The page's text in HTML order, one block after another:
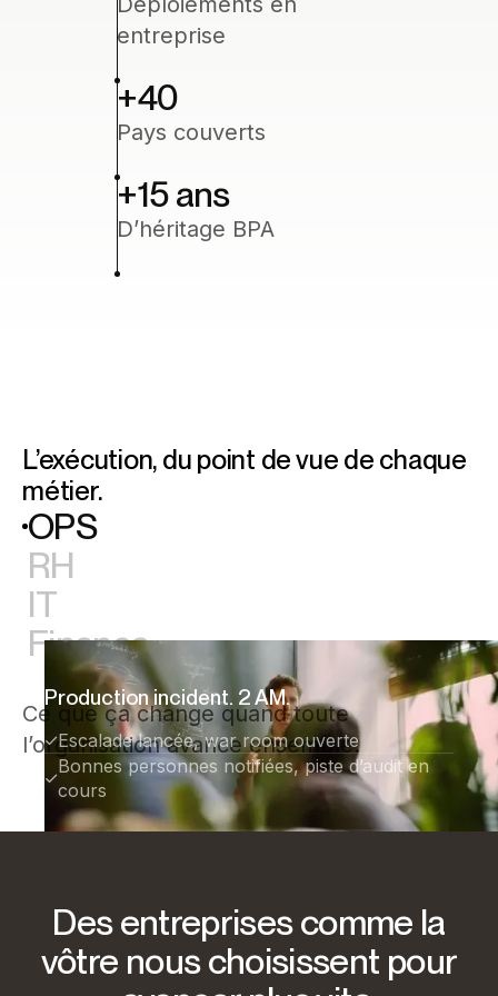
entreprise
+40
Pays couverts
+15ans
D’héritage BPA
L’exécution, du point de vue de chaque
métier.
OPS
RH
IT
Finance
Production incident. 2 AM.
Escalade lancée, war room ouverte
Bonnes personnes notifiées, piste d’audit en
cours
Ce que ça change quand toute
l’organisation avance ensemble.
Des entreprises comme la
vôtre nous choisissent pour